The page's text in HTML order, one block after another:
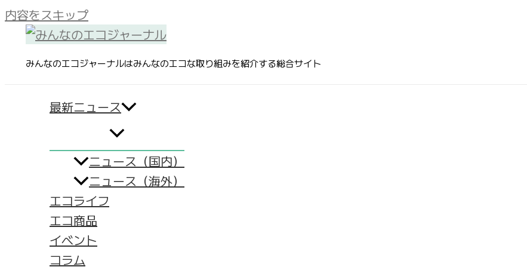
内容をスキップ
みんなのエコジャーナルはみんなのエコな取り組みを紹介する総合サイト
最新ニュース
ニュース（国内）
ニュース（海外）
エコライフ
エコ商品
イベント
コラム